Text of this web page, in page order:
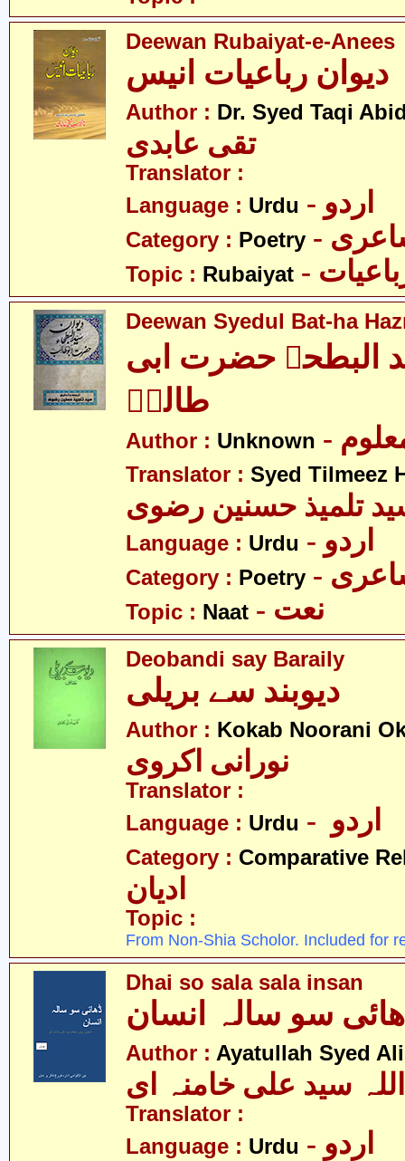
Deewan Rubaiyat-e-Anees
دیوان رباعیات انیس
Author : Dr. Syed Taqi
تقی عابدی
Translator :
Language : Urdu - اردو
Category : Poetry
Topic : Rubaiyat
Deewan Syedul Bat-ha
البطحہ حضرت ابی
طالبؑ
Author : Unknown
Translator : Syed Tilmeez
تلمیذ حسنین رضوی
Language : Urdu - اردو
Category : Poetry
Topic : Naat - نعت
Deobandi say Baraily
دیوبند سے بریلی
Author : Kokab Noorani
نورانی اکروی
Translator :
Language : Urdu
Category : Comparative
ادیان
Topic :
From Non-Shia Scholor. Included for
Dhai so sala sala insan
سو سالہ انسان
Author : Ayatullah Syed
اللہ سید علی خامنہ ای
Translator :
Language : Urdu - اردو